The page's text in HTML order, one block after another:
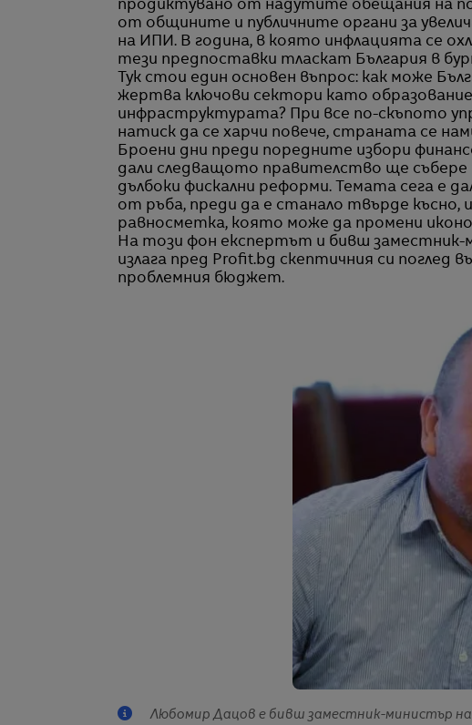
продиктувано от надутите обещания на
от общините и публичните органи за
на ИПИ. В година, в която инфлацията се
тези предпоставки тласкат България в
Тук стои един основен въпрос: как може
жертва ключови сектори като
инфраструктурата? При все по-скъпото
натиск да се харчи повече, страната се
Броени дни преди поредните избори
дали следващото правителство ще събере
дълбоки фискални реформи. Темата сега е
от ръба, преди да е станало твърде късно,
равносметка, която може да промени
На този фон експертът и бивш
излага пред Profit.bg скептичния си поглед
проблемния бюджет.
Любомир Дацов е бивш заместник-министър